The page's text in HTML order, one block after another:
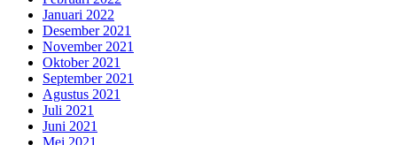
Januari 2022
Desember 2021
November 2021
Oktober 2021
September 2021
Agustus 2021
Juli 2021
Juni 2021